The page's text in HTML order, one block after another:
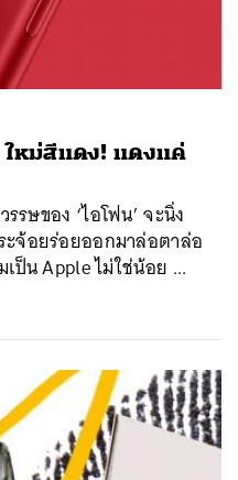
ใหม่สีแดง! แดงแค่
รษของ ‘ไอโฟน’ จะนิ่ง
จ้อยร่อยออกมาล่อตาล่อ
ป็น Apple ไม่ใช่น้อย ...